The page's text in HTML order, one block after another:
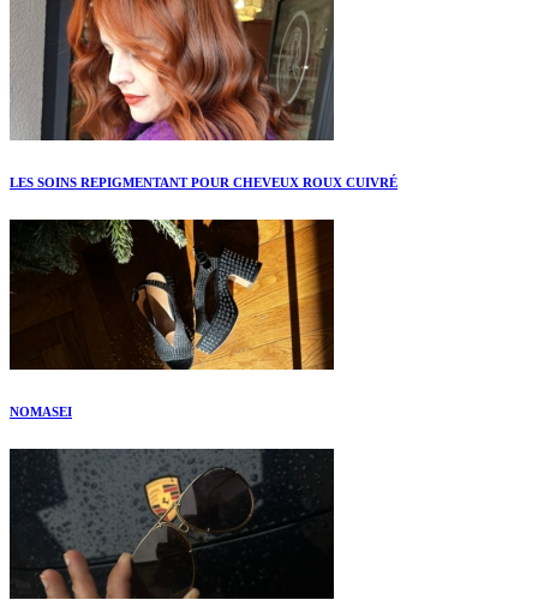
LES SOINS REPIGMENTANT POUR CHEVEUX ROUX CUIVRÉ
NOMASEI